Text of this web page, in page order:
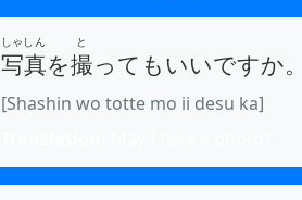
写真
しゃしん
を撮
と
ってもいいですか。
[Shashin wo totte mo ii desu ka]